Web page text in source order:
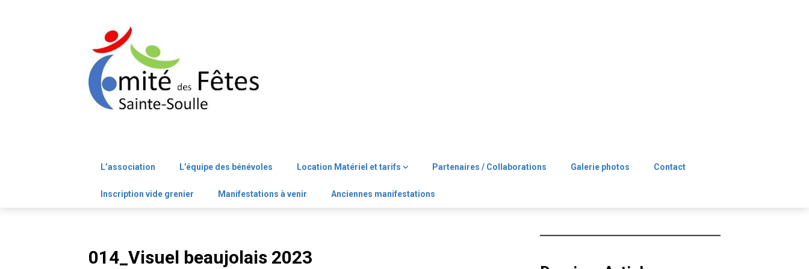
L’association L’équipe des bénévoles Location Matériel et tarifs Partenaires / Collaborations Galerie photos Contact
Inscription vide grenier Manifestations à venir Anciennes manifestations
014_Visuel beaujolais 2023